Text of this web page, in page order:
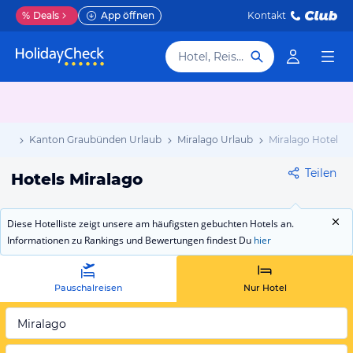
% Deals App öffnen Kontakt
Hotel, Reiseziel
Kanton Graubünden Urlaub Miralago Urlaub Miralago Hotels
Hotels Miralago Teilen
Diese Hotelliste zeigt unsere am häufigsten gebuchten Hotels an.
Informationen zu Rankings und Bewertungen findest Du hier
Pauschalreisen Nur Hotel
Miralago